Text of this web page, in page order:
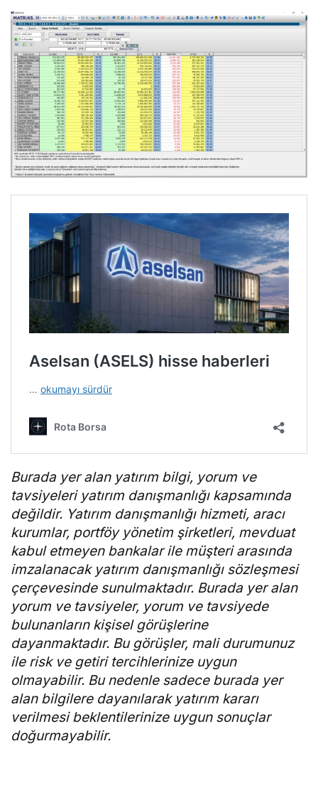
Burada yer alan yatırım bilgi, yorum ve
tavsiyeleri yatırım danışmanlığı kapsamında
değildir. Yatırım danışmanlığı hizmeti, aracı
kurumlar, portföy yönetim şirketleri, mevduat
kabul etmeyen bankalar ile müşteri arasında
imzalanacak yatırım danışmanlığı sözleşmesi
çerçevesinde sunulmaktadır. Burada yer alan
yorum ve tavsiyeler, yorum ve tavsiyede
bulunanların kişisel görüşlerine
dayanmaktadır. Bu görüşler, mali durumunuz
ile risk ve getiri tercihlerinize uygun
olmayabilir. Bu nedenle sadece burada yer
alan bilgilere dayanılarak yatırım kararı
verilmesi beklentilerinize uygun sonuçlar
doğurmayabilir.